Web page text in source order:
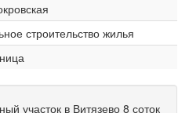
строительство жилья
участок в Витязево 8 соток